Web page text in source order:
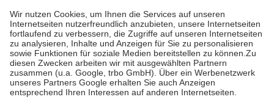
höchstens zehn Euro.
Es sind jedoch nie mehr als die tatsächlichen
Kosten der Leistung zu entrichten.
Diese Regeln gelten grundsätzlich auch für Online-Apotheken.
Bei Heilmitteln und häuslicher Krankenpflege beträgt die
Zuzahlung zehn Prozent der Kosten sowie zehn Euro je
Verordnung.
Um das Engagement der Versicherten für ihre eigene Gesundheit zu
stärken und die besondere Stellung der Familie zu unterstützen,